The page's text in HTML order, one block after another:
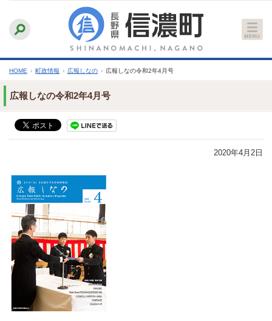
文
へ
ふりがなをつける
文字サイズ
縮小 標準 拡大
HOME › 町政情報 › 広報しなの › 広報しなの令和2年4月号
広報しなの令和2年4月号
2020年4月2日